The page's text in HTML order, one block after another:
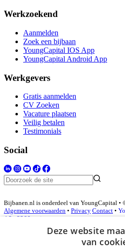
Werkzoekend
Aanmelden
Zoek een bijbaan
YoungCapital IOS App
YoungCapital Android App
Werkgevers
Gratis aanmelden
CV Zoeken
Vacature plaatsen
Veilig betalen
Testimonials
Social
Bijbanen.nl is onderdeel van YoungCapital •
Algemene voorwaarden • Privacy Contact •
4.3 - 3366 reviews
Deze website
van